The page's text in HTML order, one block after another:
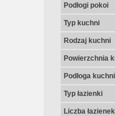
Podłogi pokoi
Typ kuchni
Rodzaj kuchni
Powierzchnia
Podłoga kuchni
Typ łazienki
Liczba łazienek